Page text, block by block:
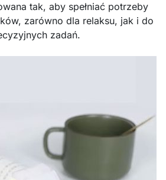
tak, aby spełniać potrzeby
zarówno dla relaksu, jak i do
zadań.